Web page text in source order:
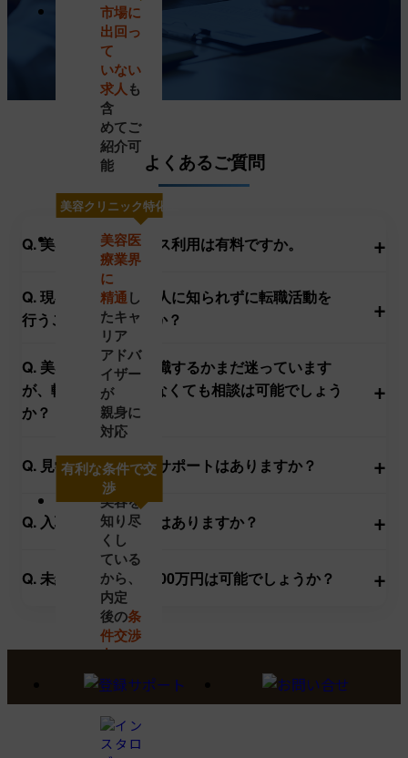
美容クリニッ
ク
特化型
サービス
圧倒的
求人数
充実の
転職サポー
ト
市場に
出回っ
て
いない
求人も
含
めてご
紹介可
能
美容クリニック特化型
美容医
療業界
に
精通し
たキャ
リア
アドバ
イザー
が
親身に
対応
有利な条件で交
渉
美容を
知り尽
くし
ている
から、
内定
後の条
件交渉
力
よくあるご質問
Q. 美容医局のサービス利用は有料ですか。 +
Q. 現在の勤務先や知人に知られずに転職活動を
行うことは可能ですか？
+
Q. 美容医療業界に転職するかまだ迷っています
が、転職を決めていなくても相談は可能でしょう
か？
+
Q. 見学や面接の同行サポートはありますか？ +
Q. 入職後のサポートはありますか？ +
Q. 未経験でも年収2000万円は可能でしょうか？ +